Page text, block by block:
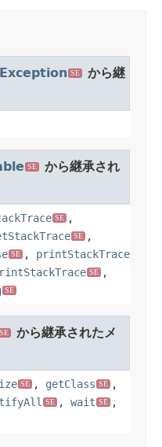
SE
から継
SE
から継承され
SE
,
SE
,
SE , printStackTrace
SE
,
SE
SE
から継承されたメ
SE , getClass SE
,
SE , wait SE
,